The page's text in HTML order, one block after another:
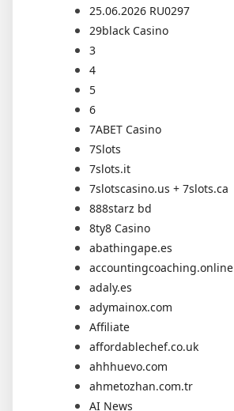
25.06.2026 RU0297
29black Casino
3
4
5
6
7ABET Casino
7Slots
7slots.it
7slotscasino.us + 7slots.ca
888starz bd
8ty8 Casino
abathingape.es
accountingcoaching.online
adaly.es
adymainox.com
Affiliate
affordablechef.co.uk
ahhhuevo.com
ahmetozhan.com.tr
AI News